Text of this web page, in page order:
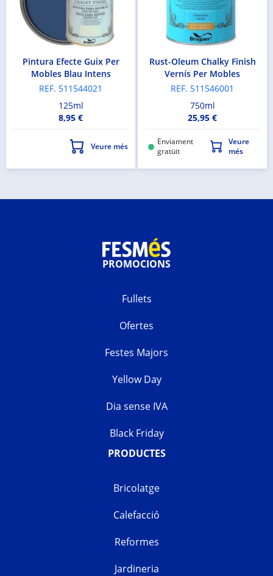
Pintura Efecte Guix Per
Mobles Blau Intens
REF. 511544021
125ml
8,95 €
Veure més
Rust-Oleum Chalky Finish
Vernís Per Mobles
REF. 511546001
750ml
25,95 €
Enviament
gratüit
Veure
més
PROMOCIONS
Fullets
Ofertes
Festes Majors
Yellow Day
Dia sense IVA
Black Friday
PRODUCTES
Bricolatge
Calefacció
Reformes
Jardineria